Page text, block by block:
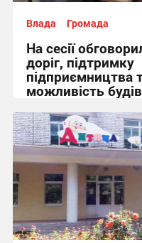
Влада Громада
На сесії
доріг, підтримку
підприємництва
можливість
14:43 вчора